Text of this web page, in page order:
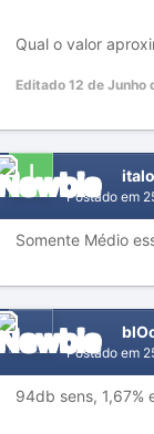
Qual o valor
Editado 12 de Junho
Postado em
Somente Médio
Postado em
94db sens, 1,67%